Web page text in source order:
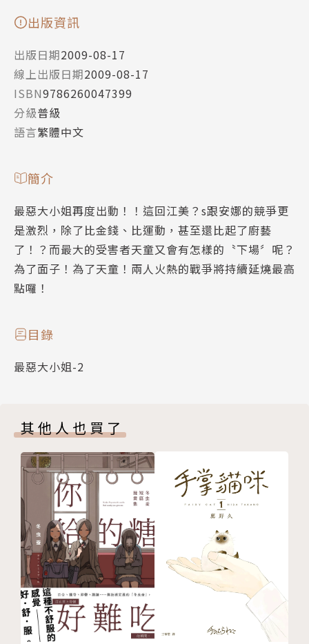
出版資訊
出版日期2009-08-17
線上出版日期2009-08-17
ISBN9786260047399
分級普級
語言繁體中文
簡介
最惡大小姐再度出動！！這回江美？s跟安娜的競爭更
是激烈，除了比金錢、比運動，甚至還比起了廚藝
了！？而最大的受害者天童又會有怎樣的〝下場〞呢？
為了面子！為了天童！兩人火熱的戰爭將持續延燒最高
點囉！
目錄
最惡大小姐-2
其他人也買了